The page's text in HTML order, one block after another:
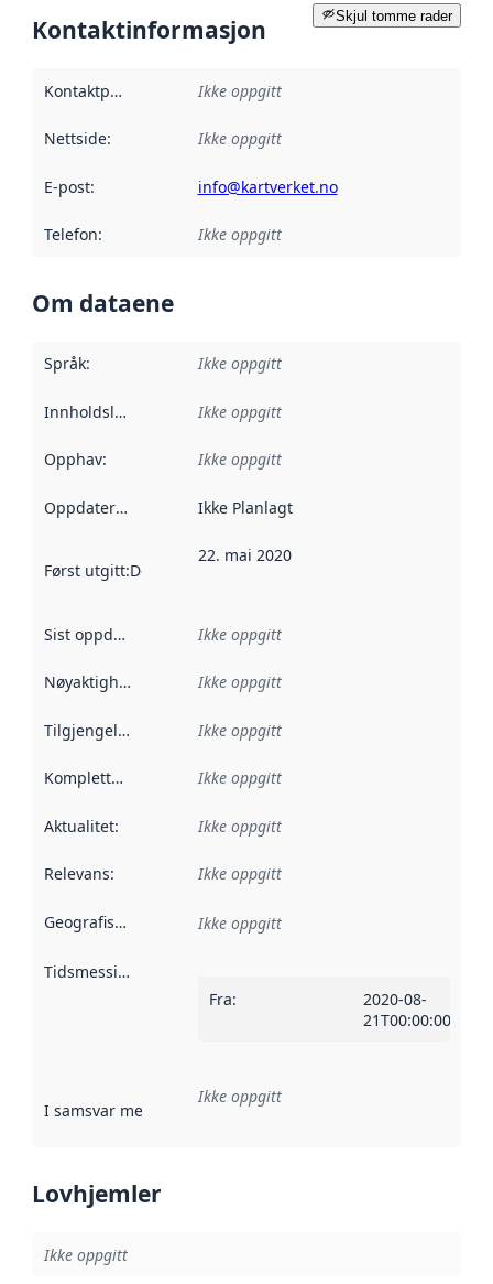
Skjul tomme rader
Kontaktinformasjon
Kontaktpunkt Ikke oppgitt
Nettside: Ikke oppgitt
E-post: info@kartverket.no
Telefon: Ikke oppgitt
Om dataene
Språk: Ikke oppgitt
Innholdsleverandører :
Ikke oppgitt
Opphav: Ikke oppgitt
Oppdateringsfrekvens :
Ikke Planlagt
Først utgitt:Denne datoen sier når dataene i dette
22. mai 2020
Sist oppdatert Ikke oppgitt
Nøyaktighet Ikke oppgitt
Tilgjengelighet Ikke oppgitt
Kompletthet Ikke oppgitt
Aktualitet: Ikke oppgitt
Relevans: Ikke oppgitt
Geografisk avgrensning :
Ikke oppgitt
Tidsmessig avgrensning
Fra:
2020-08-
21T00:00:00Z
I samsvar med Referanse til en implementasjonsregel
Ikke oppgitt
Lovhjemler
Ikke oppgitt